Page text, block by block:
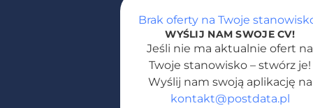
Brak oferty na Twoje
WYŚLIJ NAM SWOJE CV!
Jeśli nie ma aktualnie ofert na
Twoje stanowisko – stwórz je!
Wyślij nam swoją aplikację na
kontakt@postdata.pl